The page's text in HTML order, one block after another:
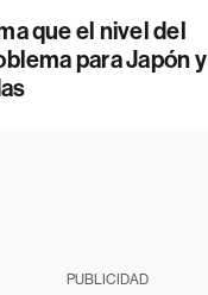
que el nivel del
para Japón y
PUBLICIDAD